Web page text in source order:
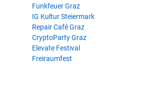
Funkfeuer Graz
IG Kultur Steiermark
Repair Café Graz
CryptoParty Graz
Elevate Festival
Freiraumfest